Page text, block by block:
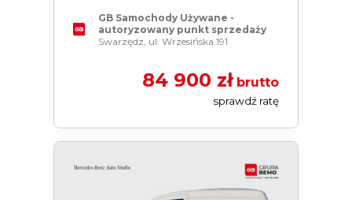
GB Samochody Używane -
autoryzowany punkt sprzedaży
Swarzędz, ul. Wrzesińska 191
84 900 złbrutto
sprawdź ratę